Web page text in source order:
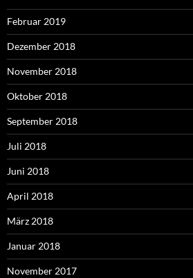
Februar 2019
Dezember 2018
November 2018
Oktober 2018
September 2018
Juli 2018
Juni 2018
April 2018
März 2018
Januar 2018
November 2017